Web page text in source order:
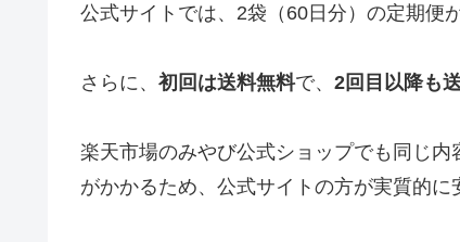
公式サイトでは、2袋（60日分）の定期便
さらに、 初回は送料無料で、 2回目以降も
楽天市場のみやび公式ショップでも同じ
がかかるため、公式サイトの方が実質的に